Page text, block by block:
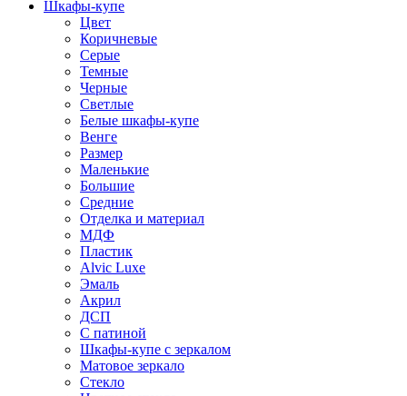
Шкафы-купе
Цвет
Коричневые
Серые
Темные
Черные
Светлые
Белые шкафы-купе
Венге
Размер
Маленькие
Большие
Средние
Отделка и материал
МДФ
Пластик
Alvic Luxe
Эмаль
Акрил
ДСП
С патиной
Шкафы-купе с зеркалом
Матовое зеркало
Стекло